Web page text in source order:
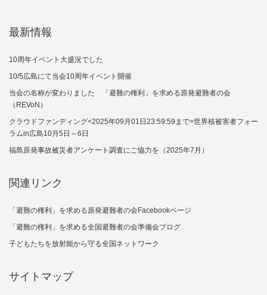
最新情報
10周年イベント大盛況でした
10/5広島にて当会10周年イベント開催
当会の名称が変わりました 「避難の権利」を求める原発避難者の会
（REVoN）
クラウドファンディング<2025年09月01日23:59:59まで>世界核被害者フォー
ラムin広島10月5日～6日
福島原発事故被災者アンケート調査にご協力を（2025年7月）
関連リンク
「避難の権利」を求める原発避難者の会Facebookページ
「避難の権利」を求める全国避難者の会準備会ブログ
子どもたちを放射能から守る全国ネットワーク
サイトマップ